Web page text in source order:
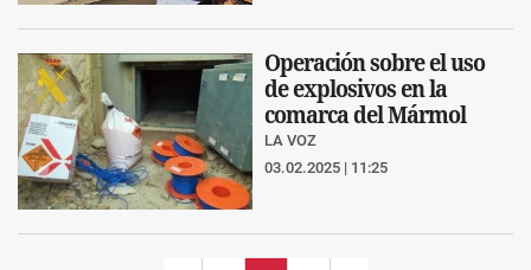
Operación sobre el uso
de explosivos en la
comarca del Mármol
LA VOZ
03.02.2025 | 11:25